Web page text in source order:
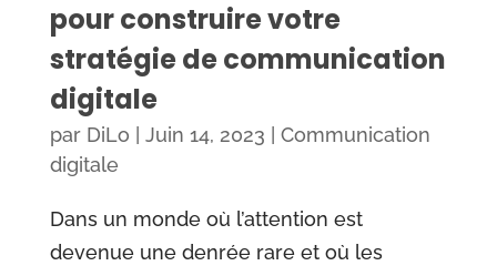
pour construire votre
stratégie de communication
digitale
par DiLo Juin 14, 2023
Communication
digitale
Dans un monde où l’attention est
devenue une denrée rare et où les